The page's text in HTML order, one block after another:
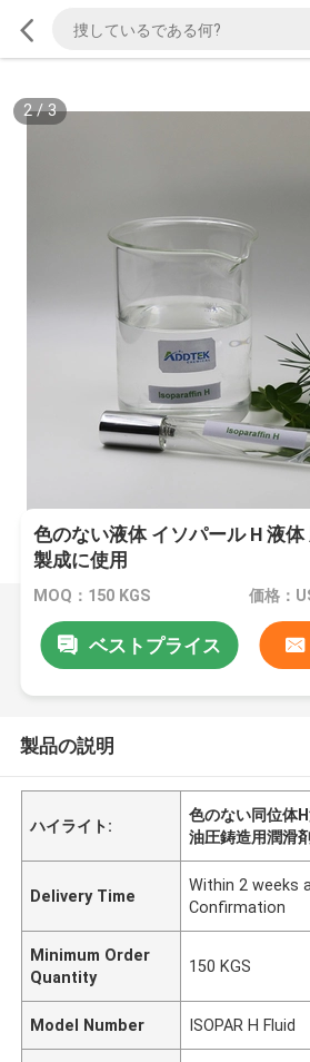
2/3
色のない液体 イソパール H 液
製成に使用
MOQ：150 KGS 価格：
ベストプライス
製品の説明
ハイライト:
色のない同位体
油圧鋳造用潤滑
Delivery Time
Within 2 weeks
Confirmation
Minimum Order
Quantity
150 KGS
Model Number ISOPAR H Fluid